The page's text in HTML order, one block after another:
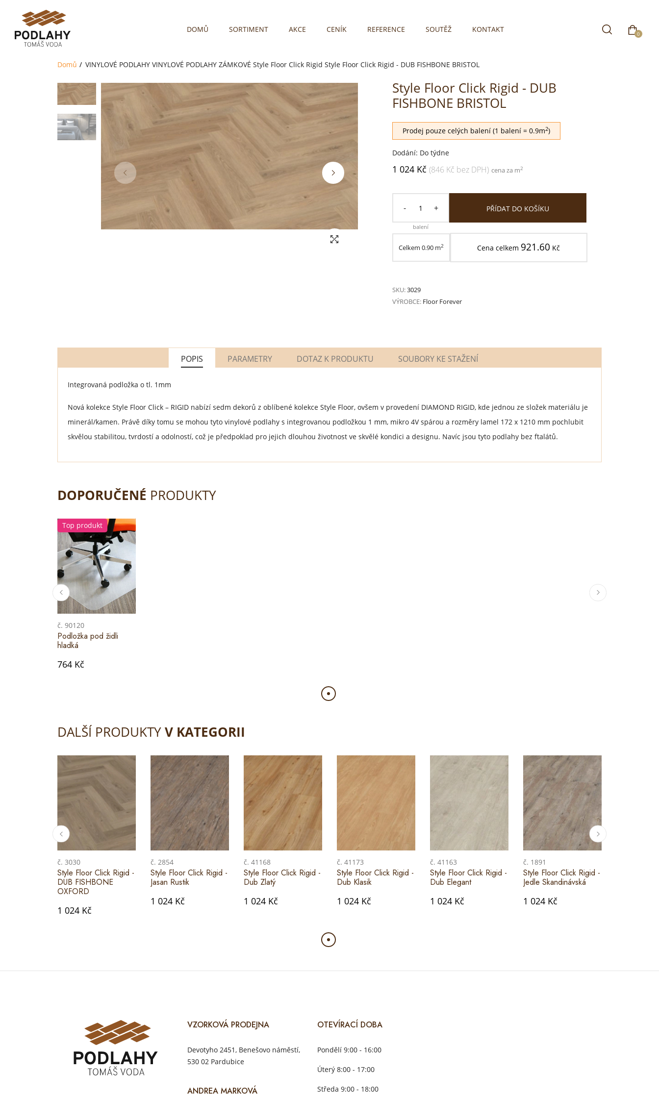
DOMŮ SORTIMENT AKCE CENÍK REFERENCE SOUTĚŽ KONTAKT 0
Domů VINYLOVÉ PODLAHY VINYLOVÉ PODLAHY ZÁMKOVÉ Style Floor Click Rigid Style Floor Click Rigid - DUB FISHBONE BRISTOL
Style Floor Click Rigid - DUB
FISHBONE BRISTOL
Prodej pouze celých balení (1 balení = 0.9m2)
Dodání: Do týdne
1 024 Kč (846 Kč bez DPH) cena za m2
- +
balení
PŘÍDAT DO KOŠÍKU
Celkem 0.90m2 Cena celkem 921.60 Kč
SKU:3029
VÝROBCE: Floor Forever
POPIS PARAMETRY DOTAZ K PRODUKTU SOUBORY KE STAŽENÍ
Integrovaná podložka o tl. 1mm
Nová kolekce Style Floor Click – RIGID nabízí sedm dekorů z oblíbené kolekce Style Floor, ovšem v provedení DIAMOND RIGID, kde jednou ze složek materiálu je
minerál/kamen. Právě díky tomu se mohou tyto vinylové podlahy s integrovanou podložkou 1 mm, mikro 4V spárou a rozměry lamel 172 x 1210 mm pochlubit
skvělou stabilitou, tvrdostí a odolností, což je předpoklad pro jejich dlouhou životnost ve skvělé kondici a designu. Navíc jsou tyto podlahy bez ftalátů.
DOPORUČENÉ PRODUKTY
Top produkt
č. 90120
Podložka pod židli
hladká
764 Kč
DALŠÍ PRODUKTYV KATEGORII
č. 3030
Style Floor Click Rigid -
DUB FISHBONE
OXFORD
1 024 Kč
č. 2854
Style Floor Click Rigid -
Jasan Rustik
1 024 Kč
č. 41168
Style Floor Click Rigid -
Dub Zlatý
1 024 Kč
č. 41173
Style Floor Click Rigid -
Dub Klasik
1 024 Kč
č. 41163
Style Floor Click Rigid -
Dub Elegant
1 024 Kč
č. 1891
Style Floor Click Rigid -
Jedle Skandinávská
1 024 Kč
VZORKOVÁ PRODEJNA
Devotyho 2451, Benešovo náměstí,
530 02 Pardubice
ANDREA MARKOVÁ
OTEVÍRACÍ DOBA
Pondělí 9:00 - 16:00
Úterý 8:00 - 17:00
Středa 9:00 - 18:00